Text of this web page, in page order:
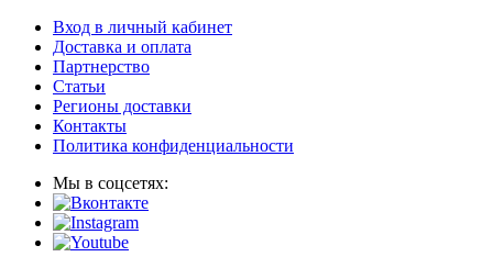
Вход в личный кабинет
Доставка и оплата
Партнерство
Статьи
Регионы доставки
Контакты
Политика конфиденциальности
Мы в соцсетях: